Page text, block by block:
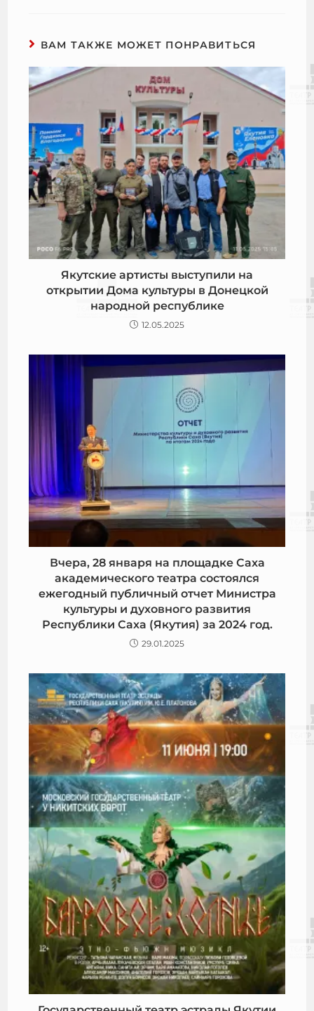
ВАМ ТАКЖЕ МОЖЕТ ПОНРАВИТЬСЯ
Якутские артисты выступили на
открытии Дома культуры в Донецкой
народной республике
12.05.2025
Вчера, 28 января на площадке Саха
академического театра состоялся
ежегодный публичный отчет Министра
культуры и духовного развития
Республики Саха (Якутия) за 2024 год.
29.01.2025